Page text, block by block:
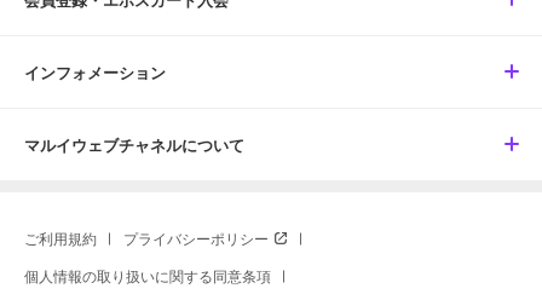
インフォメーション
マルイウェブチャネルについて
ご利用規約 プライバシーポリシー
個人情報の取り扱いに関する同意条項